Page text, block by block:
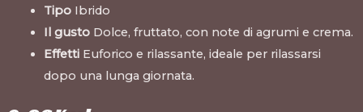
TipoIbrido
Il gustoDolce, fruttato, con note di agrumi e crema.
EffettiEuforico e rilassante, ideale per rilassarsi
dopo una lunga giornata.